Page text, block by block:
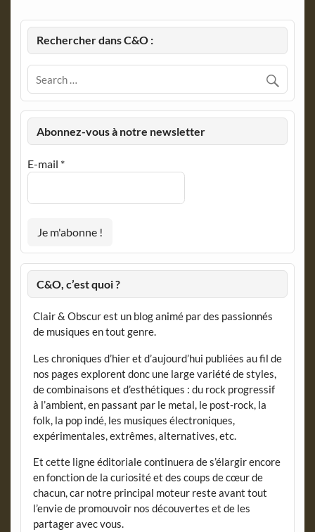
Rechercher dans C&O :
Abonnez-vous à notre newsletter
E-mail *
C&O, c’est quoi ?
Clair & Obscur est un blog animé par des passionnés
de musiques en tout genre.
Les chroniques d’hier et d’aujourd’hui publiées au fil de
nos pages explorent donc une large variété de styles,
de combinaisons et d’esthétiques : du rock progressif
à l’ambient, en passant par le metal, le post-rock, la
folk, la pop indé, les musiques électroniques,
expérimentales, extrêmes, alternatives, etc.
Et cette ligne éditoriale continuera de s’élargir encore
en fonction de la curiosité et des coups de cœur de
chacun, car notre principal moteur reste avant tout
l’envie de promouvoir nos découvertes et de les
partager avec vous.